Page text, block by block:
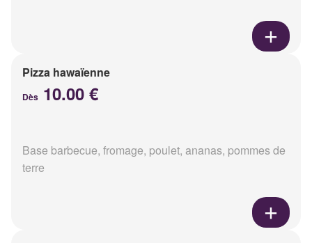
Pizza hawaïenne
Dès 10.00 €
Base barbecue, fromage, poulet, ananas, pommes de
terre